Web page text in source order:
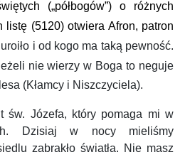
(„półbogów”) o różnych
listę (5120) otwiera Afron, patron
i od kogo ma taką pewność.
nie wierzy w Boga to neguje
(Kłamcy i Niszczyciela).
Józefa, który pomaga mi w
Dzisiaj w nocy mieliśmy
zabrakło światła. Nie masz